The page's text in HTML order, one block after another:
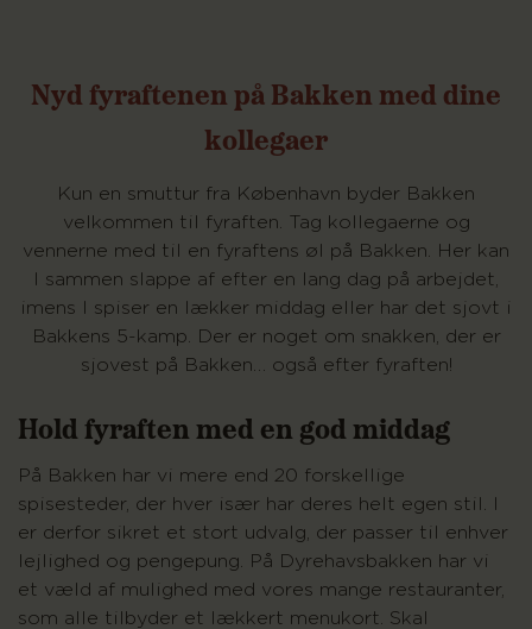
Nyd fyraftenen på Bakken med dine
kollegaer
Kun en smuttur fra København byder Bakken
velkommen til fyraften. Tag kollegaerne og
vennerne med til en fyraftens øl på Bakken. Her kan
I sammen slappe af efter en lang dag på arbejdet,
imens I spiser en lækker middag eller har det sjovt i
Bakkens 5-kamp. Der er noget om snakken, der er
sjovest på Bakken… også efter fyraften!
Hold fyraften med en god middag
På Bakken har vi mere end 20 forskellige
spisesteder, der hver især har deres helt egen stil. I
er derfor sikret et stort udvalg, der passer til enhver
lejlighed og pengepung. På Dyrehavsbakken har vi
et væld af mulighed med vores mange restauranter,
som alle tilbyder et lækkert menukort. Skal